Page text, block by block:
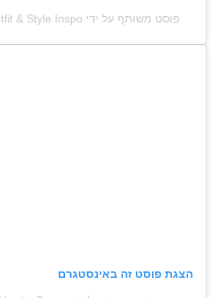
פוסט משותף על ידי ‏‎Outfit & Style Inspo‎‏ (@‏‎emmy.lennon‎‏)
הצגת פוסט זה באינסטגרם